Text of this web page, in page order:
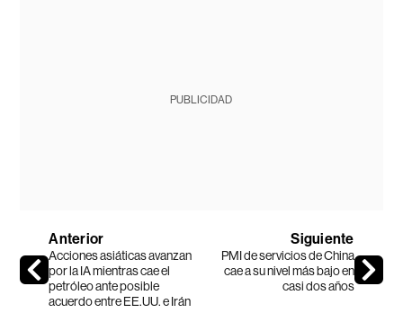
PUBLICIDAD
Anterior
Acciones asiáticas avanzan
por la IA mientras cae el
petróleo ante posible
acuerdo entre EE.UU. e Irán
Siguiente
PMI de servicios de China
cae a su nivel más bajo en
casi dos años